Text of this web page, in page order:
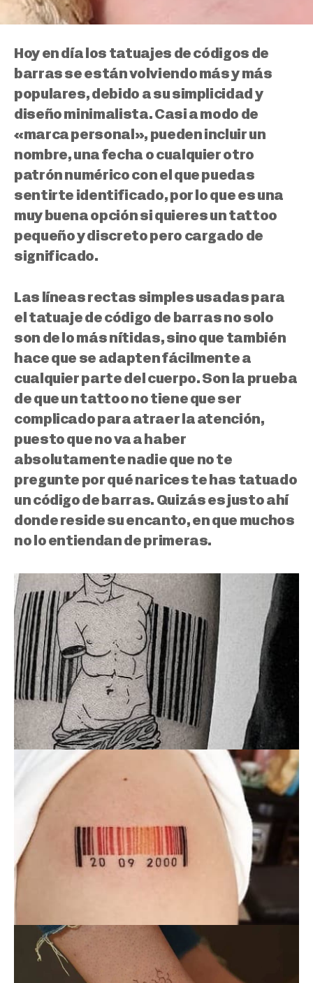
Hoy en día los tatuajes de códigos de
barras se están volviendo más y más
populares, debido a su simplicidad y
diseño minimalista. Casi a modo de
«marca personal», pueden incluir un
nombre, una fecha o cualquier otro
patrón numérico con el que puedas
sentirte identificado, por lo que es una
muy buena opción si quieres un tattoo
pequeño y discreto pero cargado de
significado.
Las líneas rectas simples usadas para
el tatuaje de código de barras no solo
son de lo más nítidas, sino que también
hace que se adapten fácilmente a
cualquier parte del cuerpo. Son la prueba
de que un tattoo no tiene que ser
complicado para atraer la atención,
puesto que no va a haber
absolutamente nadie que no te
pregunte por qué narices te has tatuado
un código de barras. Quizás es justo ahí
donde reside su encanto, en que muchos
no lo entiendan de primeras.